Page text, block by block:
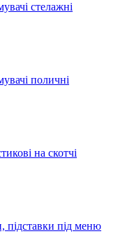
стелажні
поличні
на скотчі
підставки під меню